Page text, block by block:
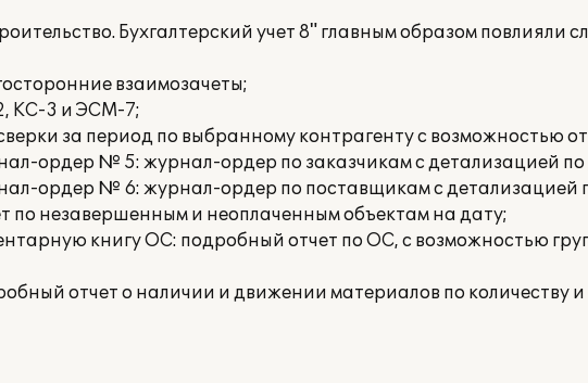
Бухгалтерский учет 8" главным образом повлияли
взаимозачеты;
КС-3 и ЭСМ-7;
за период по выбранному контрагенту с возможностью
ордер № 5: журнал-ордер по заказчикам с детализацией по
ордер № 6: журнал-ордер по поставщикам с детализацией
по незавершенным и неоплаченным объектам на дату;
книгу ОС: подробный отчет по ОС, с возможностью
отчет о наличии и движении материалов по количеству